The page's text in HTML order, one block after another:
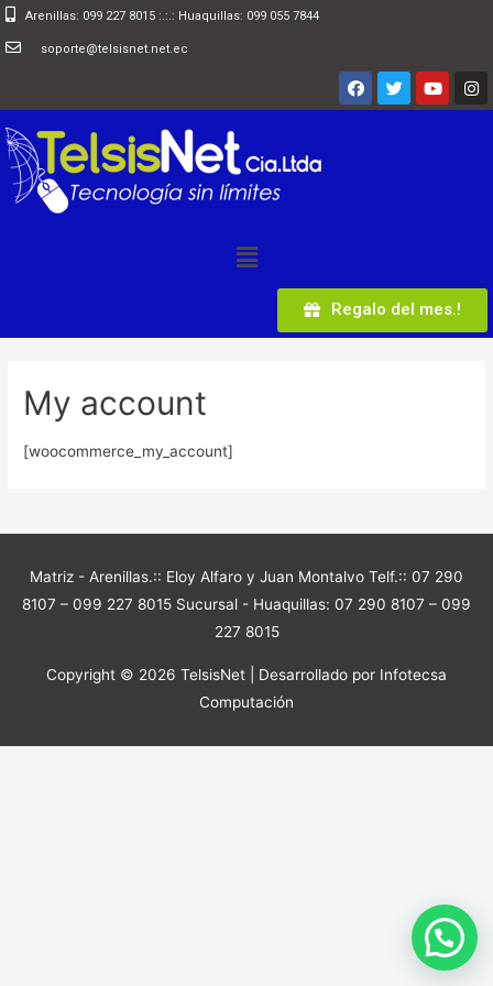
Arenillas: 099 227 8015 :.:.: Huaquillas: 099 055 7844
soporte@telsisnet.net.ec
Regalo del mes.!
My account
[woocommerce_my_account]
Matriz - Arenillas.:: Eloy Alfaro y Juan Montalvo Telf.:: 07 290
8107 – 099 227 8015 Sucursal - Huaquillas: 07 290 8107 – 099
227 8015
Copyright © 2026 TelsisNet | Desarrollado por Infotecsa
Computación